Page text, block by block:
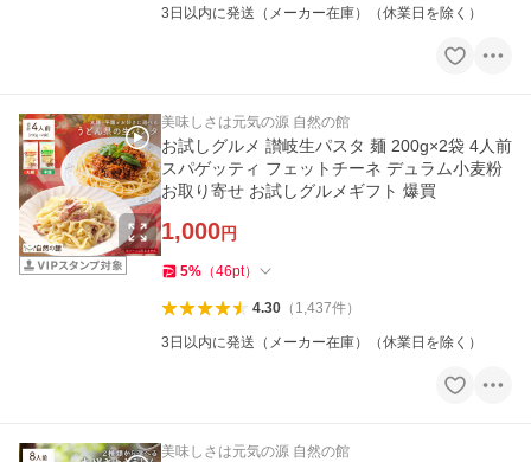
3日以内に発送（メーカー在庫）（休業日を除く）
美味しさは元気の源 自然の館
お試しグルメ 讃岐生パスタ 麺 200g×2袋 4人前
スパゲッティ フェットチーネ デュラム小麦粉
お取り寄せ お試しグルメギフト 爆買
1,000円
5% （46pt）
4.30（ 1,437件）
3日以内に発送（メーカー在庫）（休業日を除く）
美味しさは元気の源 自然の館